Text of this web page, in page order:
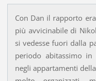
Con Dan il rapporto
più avvicinabile di
si vedesse fuori dalla
periodo abitassimo
negli appartamenti